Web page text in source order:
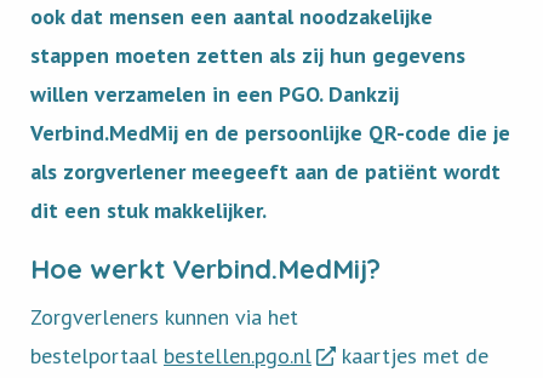
ook dat mensen een aantal noodzakelijke
stappen moeten zetten als zij hun gegevens
willen verzamelen in een PGO. Dankzij
Verbind.MedMij en de persoonlijke QR-code die je
als zorgverlener meegeeft aan de patiënt wordt
dit een stuk makkelijker.
Hoe werkt Verbind.MedMij?
Zorgverleners kunnen via het
bestelportaal bestellen.pgo.nl
kaartjes met de